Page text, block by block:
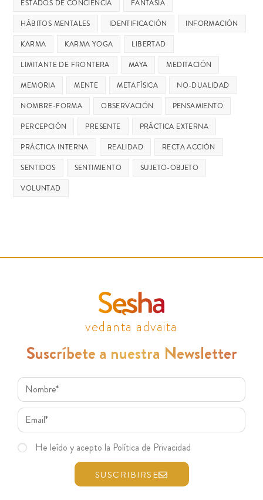
ESTADOS DE CONCIENCIA
FANTASÍA
HÁBITOS MENTALES
IDENTIFICACIÓN
INFORMACIÓN
KARMA
KARMA YOGA
LIBERTAD
LIMITANTE DE FRONTERA
MAYA
MEDITACIÓN
MEMORIA
MENTE METAFÍSICA
NO-DUALIDAD
NOMBRE-FORMA
OBSERVACIÓN
PENSAMIENTO
PERCEPCIÓN
PRESENTE
PRÁCTICA EXTERNA
PRÁCTICA INTERNA
REALIDAD
RECTA ACCIÓN
SENTIDOS
SENTIMIENTO
SUJETO-OBJETO
VOLUNTAD
vedanta advaita
Suscríbete a nuestra Newsletter
He leído y acepto la Política de Privacidad
SUSCRIBIRSE